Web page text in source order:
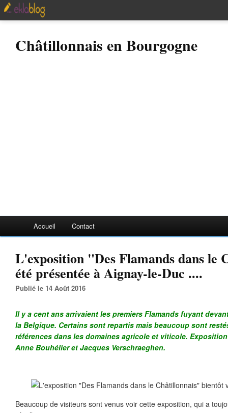
Châtillonnais en Bourgogne
Accueil Contact
L'exposition "Des Flamands dans le
été présentée à Aignay-le-Duc ....
Publié le 14 Août 2016
Il y a cent ans arrivaient les premiers Flamands fuyant
la Belgique. Certains sont repartis mais beaucoup sont
références dans les domaines agricole et viticole.
Anne Bouhélier et Jacques Verschraeghen.
Beaucoup de visiteurs sont venus voir cette exposition, qui a